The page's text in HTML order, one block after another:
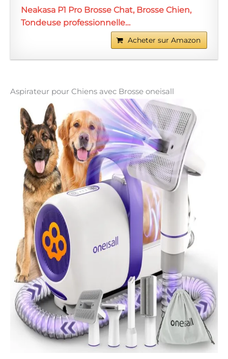
Neakasa P1 Pro Brosse Chat, Brosse Chien,
Tondeuse professionnelle…
Acheter sur Amazon
Aspirateur pour Chiens avec Brosse oneisall